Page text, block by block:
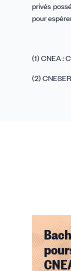
privés
pour
(1) CNEA :
(2)